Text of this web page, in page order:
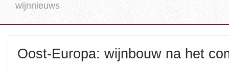
wijnnieuws
Oost-Europa: wijnbouw na het